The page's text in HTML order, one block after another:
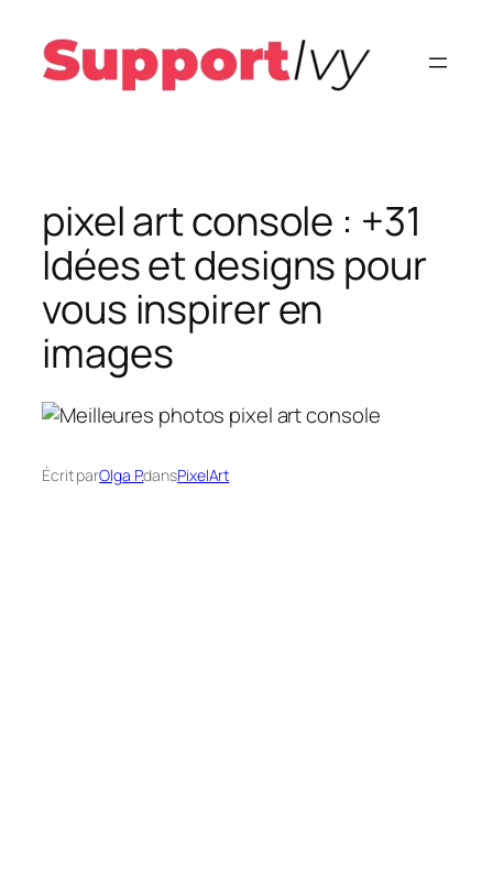
contenu
pixel art console : +31
Idées et designs pour
vous inspirer en
images
Écrit parOlga P.dansPixelArt